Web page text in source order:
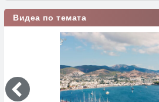
Видеа по темата